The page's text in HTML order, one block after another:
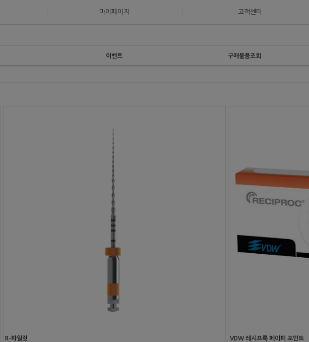
마이페이지 고객센터
이벤트 구매물품조회
R-파일럿 VDW 레시프록 페이퍼 포인트